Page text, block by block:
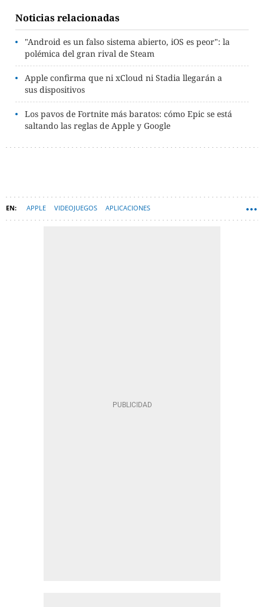
Noticias relacionadas
"Android es un falso sistema abierto, iOS es peor": la
polémica del gran rival de Steam
Apple confirma que ni xCloud ni Stadia llegarán a
sus dispositivos
Los pavos de Fortnite más baratos: cómo Epic se está
saltando las reglas de Apple y Google
APPLE VIDEOJUEGOS APLICACIONES